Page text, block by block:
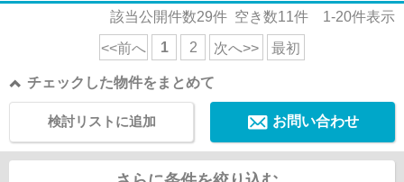
該当公開件数29件 空き数11件 1-20件表示
<<前へ 1 2 次へ>> 最初
チェックした物件をまとめて
お問い合わせ
検討リストに追加